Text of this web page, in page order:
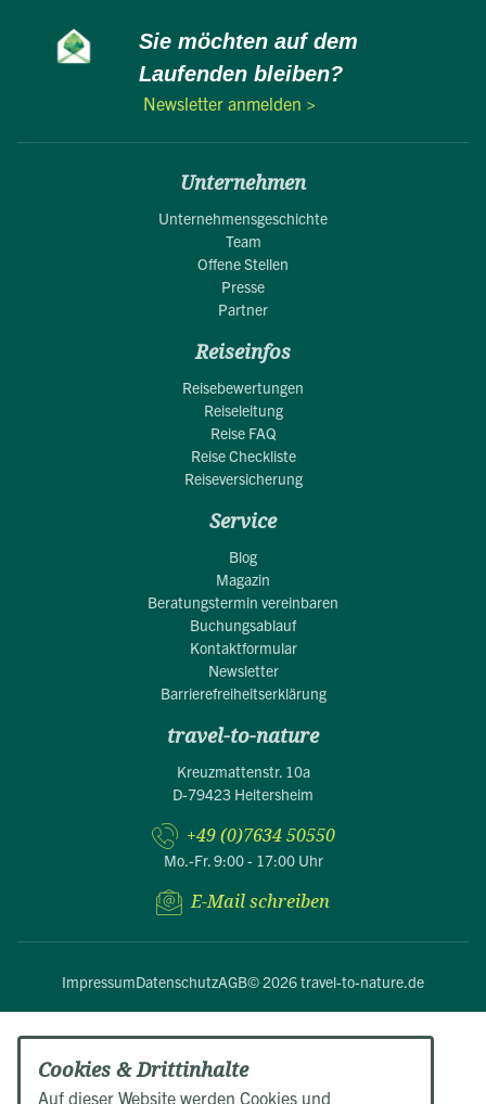
Sie möchten auf dem
Laufenden bleiben?
Newsletter anmelden >
Unternehmen
Unternehmensgeschichte
Team
Offene Stellen
Presse
Partner
Reiseinfos
Reisebewertungen
Reiseleitung
Reise FAQ
Reise Checkliste
Reiseversicherung
Service
Blog
Magazin
Beratungstermin vereinbaren
Buchungsablauf
Kontaktformular
Newsletter
Barrierefreiheitserklärung
travel-to-nature
Kreuzmattenstr. 10a
D-79423 Heitersheim
+49 (0)7634 50550
Mo.-Fr. 9:00 - 17:00 Uhr
E-Mail schreiben
ImpressumDatenschutzAGB© 2026 travel-to-nature.de
Cookies & Drittinhalte
Auf dieser Website werden Cookies und